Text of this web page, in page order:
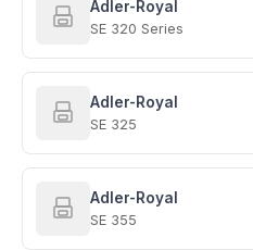
Adler-Royal
SE 320 Series
Adler-Royal
SE 325
Adler-Royal
SE 355